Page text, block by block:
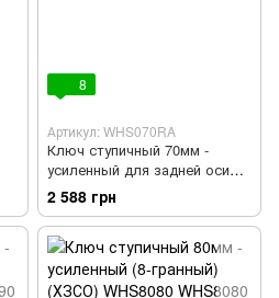
8
Артикул: WHS070RA
Ключ ступичный 70мм -
усиленный для задней оси
FORD Transit 2014 (ХЗСО)
WHS070RA
2 588 грн